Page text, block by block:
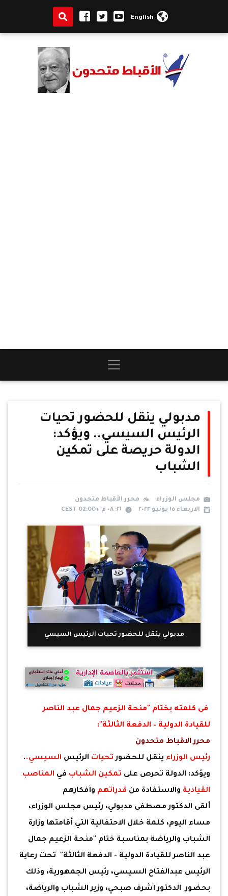
English
مدبولي ينقل للحضور تحيات
الرئيس السيسي.. ويؤكد:
الدولة حريصة على تمكين
الشباب
مجلس الوزراء
محرر الأقباط متحدون
الاربعاء ١٥ يونيو ٢٠٢٢
٢١: ٠٨ م +02:00 CEST
مدبولي ينقل للحضور تحيات الرئيس السيسي
فى كلمته بختام "منحة الزعيم جمال عبد الناصر
للقيادة الدولية – الدفعة الثالثة":
محرر الاقباط متحدون
رئيس الوزراء ينقل للحضورتحيات الرئيس السيسي..
ويؤكد: الدولة تحرص على تمكين الشباب في المناصب
القيادية والاستفادة من قدراتهم وأفكارهم
ألقى الدكتور مصطفى مدبولي، رئيس مجلس الوزراء،
مساء اليوم، كلمة خلال الاحتفالية التي أقامتها وزارة
الشباب والرياضة بمناسبة ختام "منحة الزعيم جمال
عبد الناصر للقيادة الدولية – الدفعة الثالثة" تحت رعاية
الرئيس عبدالفتاح السيسي، رئيس الجمهورية، وذلك
بحضور الدكتور أشرف صبحي، وزير الشباب والرياضة،